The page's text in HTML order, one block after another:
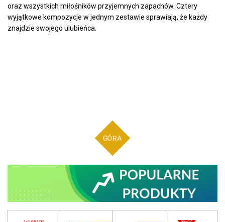
oraz wszystkich miłośników przyjemnych zapachów. Cztery
wyjątkowe kompozycje w jednym zestawie sprawiają, że każdy
znajdzie swojego ulubieńca.
GÓRA